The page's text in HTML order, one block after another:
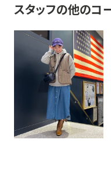
スタッフの他のコ